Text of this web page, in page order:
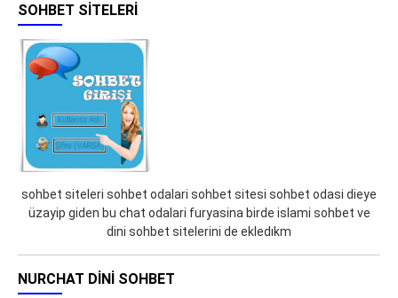
SOHBET SITELERI
sohbet siteleri sohbet odalari sohbet sitesi sohbet odasi dieye
üzayip giden bu chat odalari furyasina birde islami sohbet ve
dini sohbet sitelerini de ekledıkm
NURCHAT DINI SOHBET